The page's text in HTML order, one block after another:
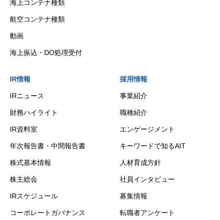
海上コンテナ種類
航空コンテナ種類
動画
海上振込・DO処理受付
IR情報
IRニュース
財務ハイライト
IR資料室
年次報告書・中間報告書
株式基本情報
株主総会
IRスケジュール
コーポレートガバナンス
採用情報
事業紹介
職種紹介
エンゲージメント
キーワードで知るAIT
人材育成方針
社員インタビュー
募集情報
転職者アンケート